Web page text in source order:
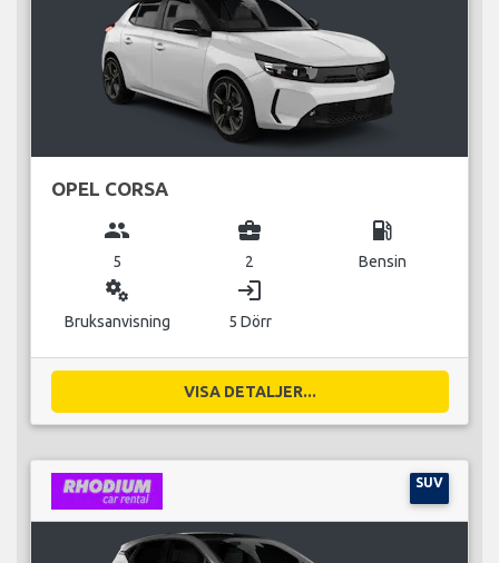
OPEL CORSA
group
5
business_center
2
local_gas_station
Bensin
miscellaneous_services
Bruksanvisning
login
5 Dörr
VISA DETALJER...
SUV